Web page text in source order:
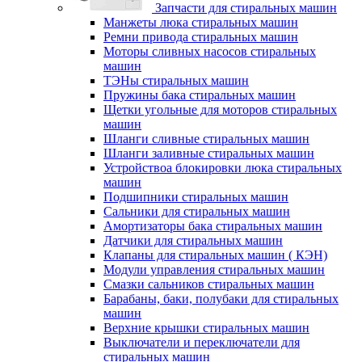
Запчасти для стиральных машин
Манжеты люка стиральных машин
Ремни привода стиральных машин
Моторы сливных насосов стиральных
машин
ТЭНы стиральных машин
Пружины бака стиральных машин
Щетки угольные для моторов стиральных
машин
Шланги сливные стиральных машин
Шланги заливные стиральных машин
Устройствоа блокировки люка стиральных
машин
Подшипники стиральных машин
Сальники для стиральных машин
Амортизаторы бака стиральных машин
Датчики для стиральных машин
Клапаны для стиральных машин ( КЭН)
Модули управления стиральных машин
Смазки сальников стиральных машин
Барабаны, баки, полубаки для стиральных
машин
Верхние крышки стиральных машин
Выключатели и переключатели для
стиральных машин